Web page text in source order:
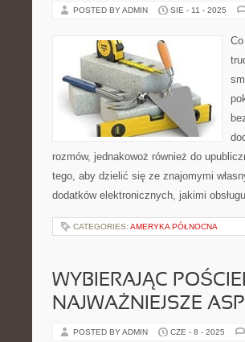
POSTED BY ADMIN SIE - 11 - 2025
rozmów, jednakowoż również do
tego, aby dzielić się ze znajomymi
dodatków elektronicznych, jakimi
CATEGORIES: AMERYKA PÓŁNOCNA
WYBIERAJĄC
NAJWAŻNIEJSZE
POSTED BY ADMIN CZE - 8 - 2025